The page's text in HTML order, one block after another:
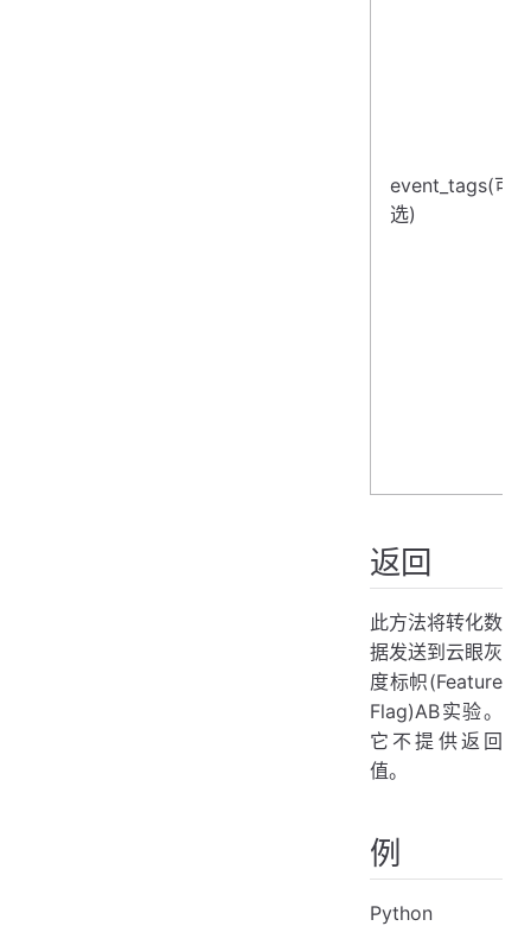
event_tags(可
选)
返回
此方法将转化数
据发送到云眼灰
度标帜(Feature
Flag)AB实验。
它不提供返回
值。
例
Python